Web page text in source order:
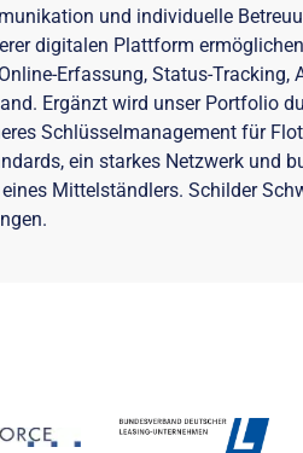
und individuelle
digitalen Plattform
Erfassung, Status-Tracking,
Ergänzt wird unser Portfolio
Schlüsselmanagement für
ein starkes Netzwerk und
Mittelständlers. Schilder